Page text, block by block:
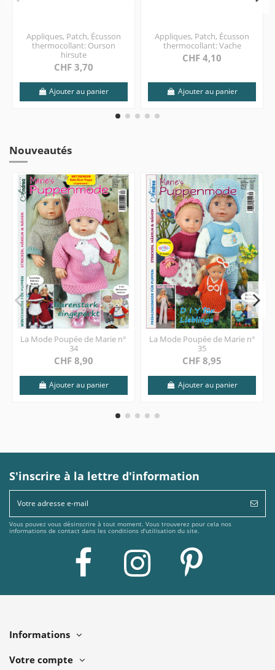
Appliques, Patch, Écusson
thermocollant: Ourson
hirsute
CHF 3,70
Ajouter au panier
Appliques, Patch, Écusson
thermocollant: Vache
CHF 4,10
Ajouter au panier
Nouveautés
La Mode Poupée de Marie n°
34
CHF 8,90
Ajouter au panier
La Mode Poupée de Marie n°
35
CHF 8,95
Ajouter au panier
S'inscrire à la lettre d'information
Vous pouvez vous désinscrire à tout moment. Vous trouverez pour cela nos
informations de contact dans les conditions d'utilisation du site.
Informations
Votre compte